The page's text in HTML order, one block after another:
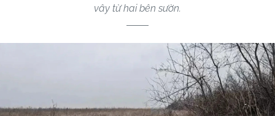
vây từ hai bên sườn.